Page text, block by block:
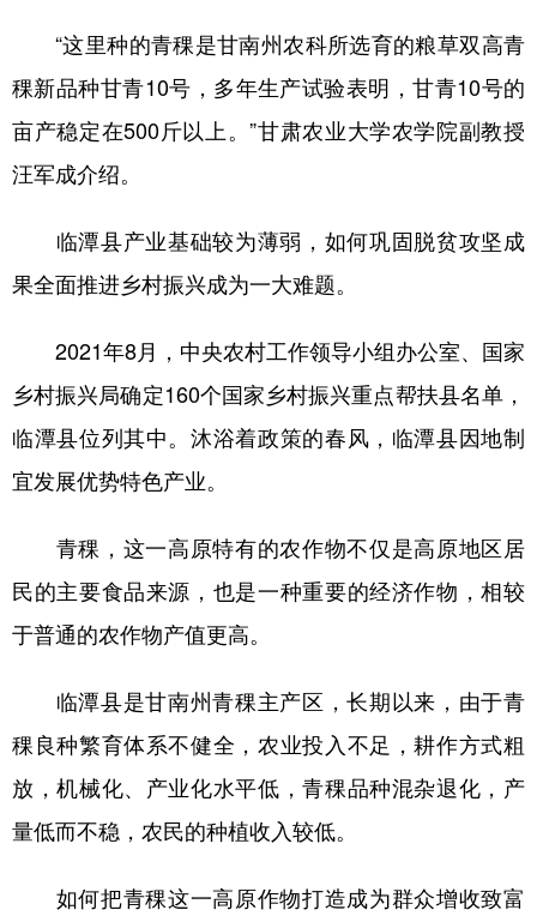
“这里种的青稞是甘南州农科所选育的粮草双高青
稞新品种甘青10号，多年生产试验表明，甘青10号的
亩产稳定在500斤以上。”甘肃农业大学农学院副教授
汪军成介绍。
临潭县产业基础较为薄弱，如何巩固脱贫攻坚成
果全面推进乡村振兴成为一大难题。
2021年8月，中央农村工作领导小组办公室、国家
乡村振兴局确定160个国家乡村振兴重点帮扶县名单，
临潭县位列其中。沐浴着政策的春风，临潭县因地制
宜发展优势特色产业。
青稞，这一高原特有的农作物不仅是高原地区居
民的主要食品来源，也是一种重要的经济作物，相较
于普通的农作物产值更高。
临潭县是甘南州青稞主产区，长期以来，由于青
稞良种繁育体系不健全，农业投入不足，耕作方式粗
放，机械化、产业化水平低，青稞品种混杂退化，产
量低而不稳，农民的种植收入较低。
如何把青稞这一高原作物打造成为群众增收致富